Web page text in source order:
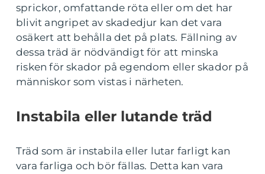
sprickor, omfattande röta eller om det har
blivit angripet av skadedjur kan det vara
osäkert att behålla det på plats. Fällning av
dessa träd är nödvändigt för att minska
risken för skador på egendom eller skador på
människor som vistas i närheten.
Instabila eller lutande träd
Träd som är instabila eller lutar farligt kan
vara farliga och bör fällas. Detta kan vara